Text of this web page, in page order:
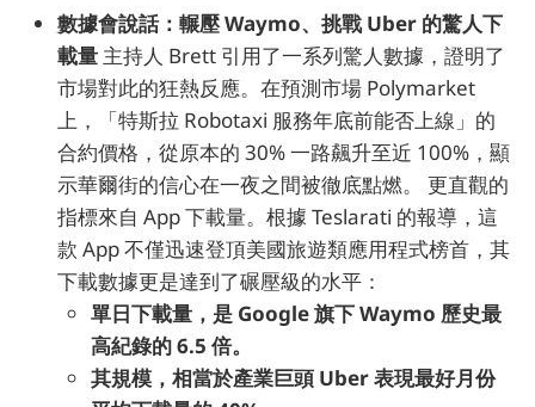
數據會說話：輾壓 Waymo、挑戰 Uber 的驚人下
載量 主持人 Brett 引用了一系列驚人數據，證明了
市場對此的狂熱反應。在預測市場 Polymarket
上，「特斯拉 Robotaxi 服務年底前能否上線」的
合約價格，從原本的 30% 一路飆升至近 100%，顯
示華爾街的信心在一夜之間被徹底點燃。 更直觀的
指標來自 App 下載量。根據 Teslarati 的報導，這
款 App 不僅迅速登頂美國旅遊類應用程式榜首，其
下載數據更是達到了碾壓級的水平：
單日下載量，是 Google 旗下 Waymo 歷史最
高紀錄的 6.5 倍。
其規模，相當於產業巨頭 Uber 表現最好月份